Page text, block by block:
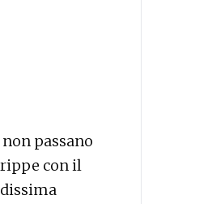
non passano
con il